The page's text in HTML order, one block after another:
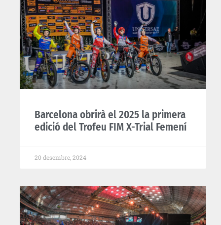
Barcelona obrirà el 2025 la primera
edició del Trofeu FIM X-Trial Femení
20 desembre, 2024